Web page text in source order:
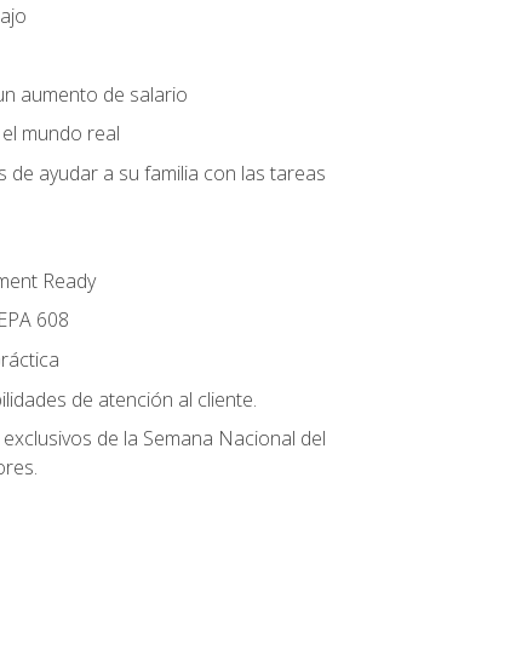
aumento de salario
mundo real
ayudar a su familia con las tareas
Ready
608
de atención al cliente.
de la Semana Nacional del